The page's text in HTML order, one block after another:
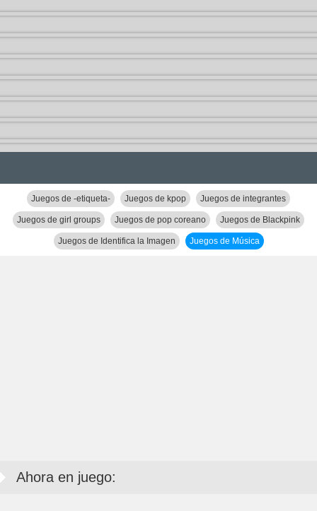
Juegos de -etiqueta- Juegos de kpop Juegos de integrantes
Juegos de girl groups Juegos de pop coreano Juegos de Blackpink
Juegos de Identifica la Imagen Juegos de Música
Ahora en juego: